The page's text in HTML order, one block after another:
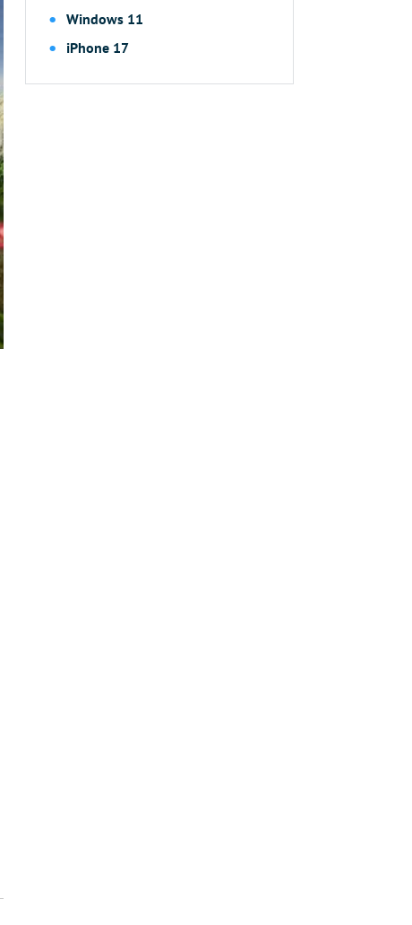
Windows 11
iPhone 17